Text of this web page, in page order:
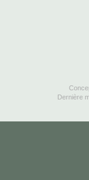
Dernière